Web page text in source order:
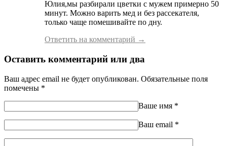
Юлия,мы разбирали цветки с мужем примерно 50
минут. Можно варить мед и без рассекателя,
только чаще помешивайте по дну.
Ответить на комментарий →
Оставить комментарий или два
Ваш адрес email не будет опубликован. Обязательные поля
помечены *
Ваше имя *
Ваш еmail *